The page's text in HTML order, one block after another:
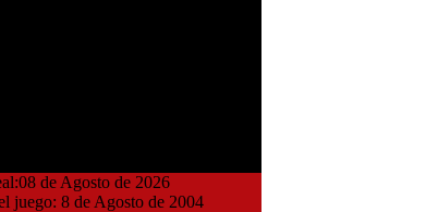
de Agosto de 2026
juego: 8 de Agosto de 2004